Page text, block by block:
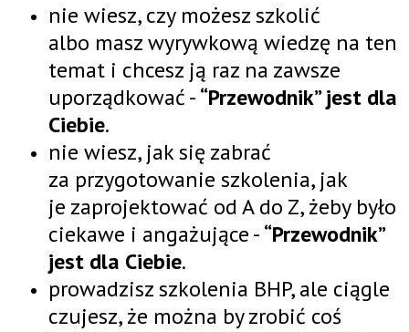
nie wiesz, czy możesz szkolić
albo masz wyrywkową wiedzę na ten
temat i chcesz ją raz na zawsze
uporządkować -“Przewodnik” jest dla
Ciebie.
nie wiesz, jak się zabrać
za przygotowanie szkolenia, jak
je zaprojektować od A do Z, żeby było
ciekawe i angażujące -“Przewodnik”
jest dla Ciebie.
prowadzisz szkolenia BHP, ale ciągle
czujesz, że można by zrobić coś